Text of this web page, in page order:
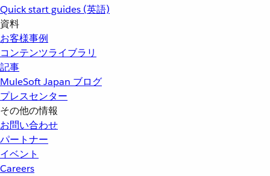
Quick start guides (英語)
資料
お客様事例
コンテンツライブラリ
記事
MuleSoft Japan ブログ
プレスセンター
その他の情報
お問い合わせ
パートナー
イベント
Careers